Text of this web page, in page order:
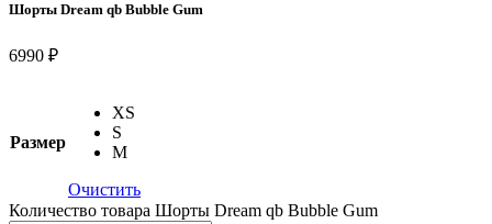
Шорты Dream qb Bubble Gum
6990 ₽
Размер
XS
S
M
Очистить
Количество товара Шорты Dream qb Bubble Gum